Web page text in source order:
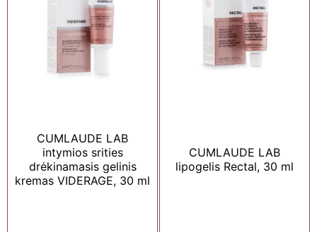
CUMLAUDE LAB
intymios srities
drėkinamasis gelinis
kremas VIDERAGE, 30 ml
CUMLAUDE LAB
lipogelis Rectal, 30 ml